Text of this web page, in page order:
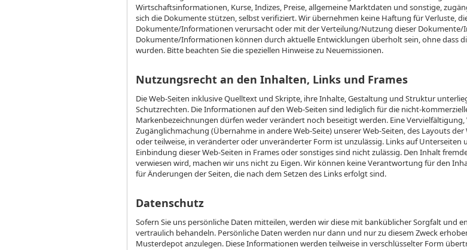
Wirtschaftsinformationen, Kurse, Indizes, Preise, allgemeine Marktdaten und sonstige,
sich die Dokumente stützen, selbst verifiziert. Wir übernehmen keine Haftung für Verluste,
Dokumente/Informationen verursacht oder mit der Verteilung/Nutzung dieser Dokumente/
Dokumente/Informationen können durch aktuelle Entwicklungen überholt sein, ohne
wurden. Bitte beachten Sie die speziellen Hinweise zu Neuemissionen.
Nutzungsrecht an den Inhalten, Links und Frames
Die Web-Seiten inklusive Quelltext und Skripte, ihre Inhalte, Gestaltung und Struktur
Schutzrechten. Die Informationen auf den Web-Seiten sind lediglich für die nicht-
Markenbezeichnungen dürfen weder verändert noch beseitigt werden. Eine
Zugänglichmachung (Übernahme in andere Web-Seite) unserer Web-Seiten, des Layouts
oder teilweise, in veränderter oder unveränderter Form ist unzulässig. Links auf Unterseiten
Einbindung dieser Web-Seiten in Frames oder sonstiges sind nicht zulässig. Den Inhalt
verwiesen wird, machen wir uns nicht zu Eigen. Wir können keine Verantwortung für den
für Änderungen der Seiten, die nach dem Setzen des Links erfolgt sind.
Datenschutz
Sofern Sie uns persönliche Daten mitteilen, werden wir diese mit banküblicher Sorgfalt und
vertraulich behandeln. Persönliche Daten werden nur dann und nur zu diesem Zweck
Musterdepot anzulegen. Diese Informationen werden teilweise in verschlüsselter Form